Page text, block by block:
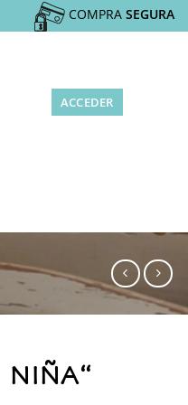
COMPRA SEGURA
ACCEDER
NIÑA“